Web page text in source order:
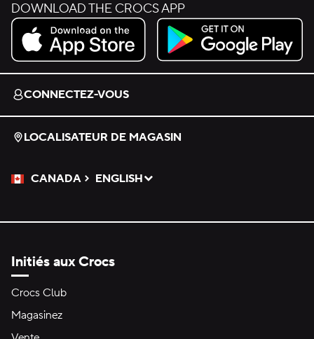
DOWNLOAD THE CROCS APP
Download on the App Store.
Get it on Google Play.
CONNECTEZ-VOUS
LOCALISATEUR DE MAGASIN
CANADA
Veuillez sélectionner une langue
ENGLISH
Sélectionné
Initiés aux Crocs
Crocs Club
Magasinez